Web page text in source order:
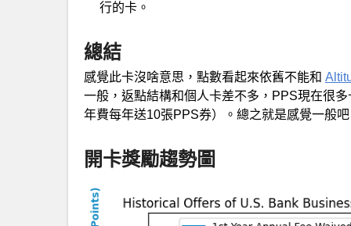
行的卡。
總結
感覺此卡沒啥意思，點數看起來依舊不能和
一般，返點結構和個人卡差不多，PPS現在很
年費每年送10張PPS券）。總之就是感覺一般
開卡獎勵趨勢圖